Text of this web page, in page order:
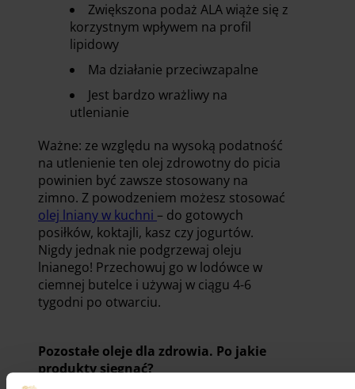
Zwiększona podaż ALA wiąże się z
korzystnym wpływem na profil
lipidowy
Ma działanie przeciwzapalne
Jest bardzo wrażliwy na
utlenianie
Ważne: ze względu na wysoką podatność
na utlenienie ten olej zdrowotny do picia
powinien być zawsze stosowany na
zimno. Z powodzeniem możesz stosować
olej lniany w kuchni – do gotowych
posiłków, koktajli, kasz czy jogurtów.
Nigdy jednak nie podgrzewaj oleju
lnianego! Przechowuj go w lodówce w
ciemnej butelce i używaj w ciągu 4-6
tygodni po otwarciu.
Pozostałe oleje dla zdrowia. Po jakie
produkty sięgnąć?